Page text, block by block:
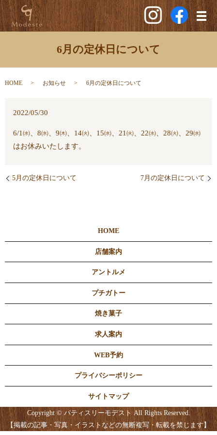
メ
6月の定休日について
HOME お知らせ 6月の定休日について
2022/05/30
6/1㈬、8㈬、9㈭、14㈫、15㈬、21㈫、22㈬、28㈫、29㈬
はお休みいたします。
5月の定休日について 7月の定休日について
HOME
店舗案内
アントルメ
プチガトー
焼き菓子
求人案内
WEB予約
プライバシーポリシー
サイトマップ
Copyright © パティスリーモデスト All Rights Reserved.
【掲載の記事・写真・イラストなどの無断複写・転載を禁じます】